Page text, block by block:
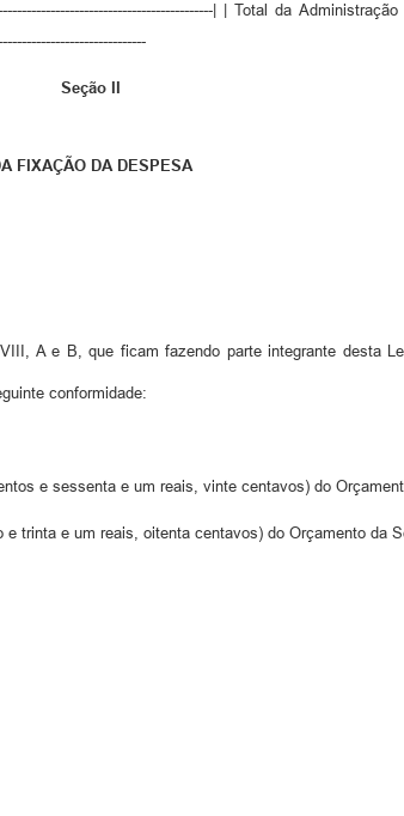
| | Total da
Seção II
FIXAÇÃO DA DESPESA
A e B, que ficam fazendo parte integrante desta
conformidade:
e sessenta e um reais, vinte centavos) do
trinta e um reais, oitenta centavos) do Orçamento da